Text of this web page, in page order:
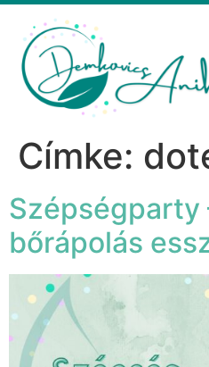
Címke:
Szépségparty
bőrápolás